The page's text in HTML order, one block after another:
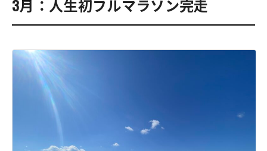
3月：人生初フルマラソン完走